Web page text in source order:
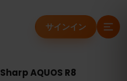
サインイン
Sharp AQUOS R8